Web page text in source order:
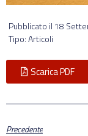
Pubblicato il 18
Tipo: Articoli
Scarica PDF
Precedente